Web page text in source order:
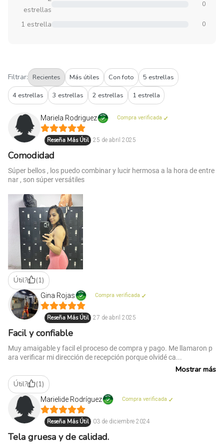
estrellas
0
1 estrella 0
Filtrar: Recientes Más útiles Con foto 5 estrellas
4 estrellas 3 estrellas 2 estrellas 1 estrella
Mariela Rodriguez Compra verificada
Reseña Más Útil 25 de abril 2025
Comodidad
Súper bellos , los puedo combinar y lucir hermosa a la hora de entre
nar , son súper versátiles
Útil? (1)
Gina Rojas Compra verificada
Reseña Más Útil 27 de abril 2025
Facil y confiable
Muy amaigable y facil el proceso de compra y pago. Me llamaron p
ara verificar mi dirección de recepción porque olvidé ca...
Mostrar más
Útil? (1)
Marielide Rodríguez Compra verificada
Reseña Más Útil 03 de diciembre 2024
Tela gruesa y de calidad.